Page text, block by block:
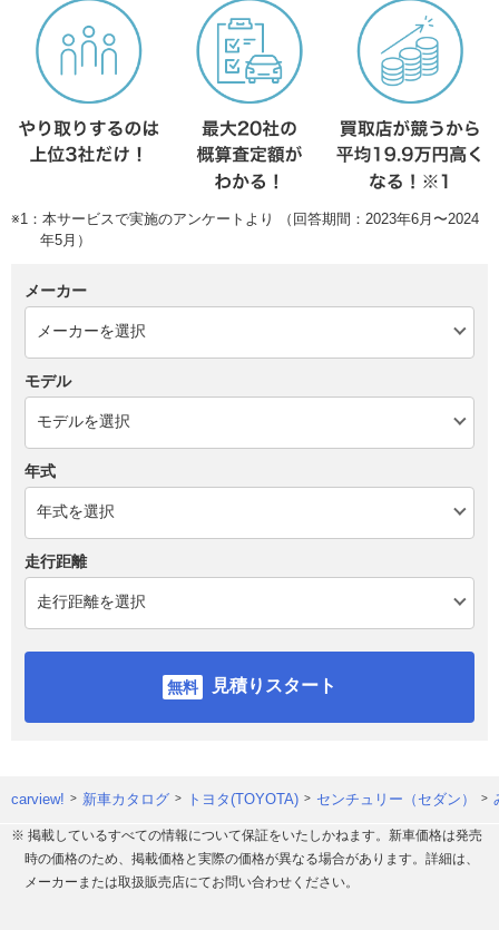
※1：本サービスで実施のアンケートより （回答期間：2023年6月〜2024
年5月）
メーカー
モデル
年式
走行距離
見積りスタート
carview! 新車カタログ トヨタ(TOYOTA) センチュリー（セダン）
※ 掲載しているすべての情報について保証をいたしかねます。新車価格は発売
時の価格のため、掲載価格と実際の価格が異なる場合があります。詳細は、
メーカーまたは取扱販売店にてお問い合わせください。